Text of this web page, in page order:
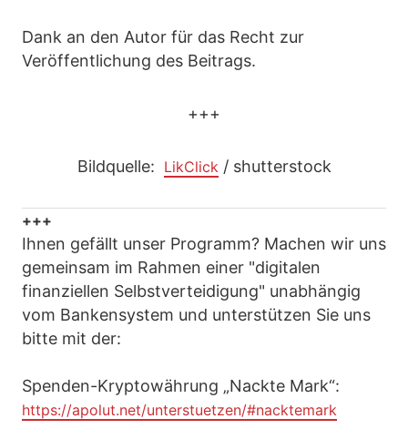
Dank an den Autor für das Recht zur
Veröffentlichung des Beitrags.
+++
Bildquelle: LikClick / shutterstock
+++
Ihnen gefällt unser Programm? Machen wir uns
gemeinsam im Rahmen einer "digitalen
finanziellen Selbstverteidigung" unabhängig
vom Bankensystem und unterstützen Sie uns
bitte mit der:
Spenden-Kryptowährung „Nackte Mark“:
https://apolut.net/unterstuetzen/#nacktemark